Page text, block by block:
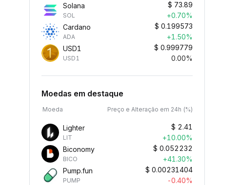
Solana
SOL
$ 73.89
+0.70%
Cardano
ADA
$ 0.199573
+1.50%
USD1
USD1
$ 0.999779
0.00%
Moedas em destaque
Moeda Preço e Alteração em 24h (%)
Lighter
LIT
$ 2.41
+10.00%
Biconomy
BICO
$ 0.052232
+41.30%
Pump.fun
PUMP
$ 0.00231404
-0.40%